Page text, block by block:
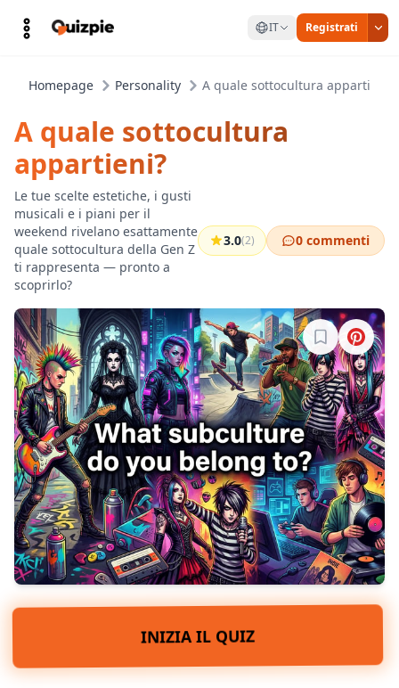
IT Registrati
Homepage Personality A quale sottocultura appartieni?
A quale sottocultura
appartieni?
Le tue scelte estetiche, i gusti
musicali e i piani per il
weekend rivelano esattamente
quale sottocultura della Gen Z
ti rappresenta — pronto a
scoprirlo?
3.0(2) 0 commenti
Accedi per
INIZIA IL QUIZ